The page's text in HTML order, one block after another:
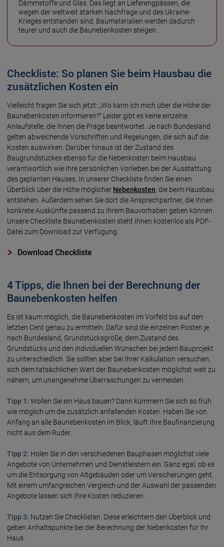
Dämm­stoffe und Glas. Das liegt an Liefer­eng­pässen, die
wegen der welt­weit starken Nach­frage und des Ukraine-
Krieges ent­standen sind. Baumaterialien werden dadurch
teurer und auch die Bau­neben­kosten steigen.
Checkliste: So planen Sie beim Hausbau die
zusätzlichen Kosten ein
Vielleicht fragen Sie sich jetzt: „Wo kann ich mich über die Höhe der
Baunebenkosten informieren?“ Leider gibt es keine einzelne
Anlaufstelle, die Ihnen die Frage beantwortet. Je nach Bundesland
gelten abweichende Vorschriften und Regelungen, die sich auf die
Kosten auswirken. Darüber hinaus ist der Zustand des
Baugrundstückes ebenso für die Nebenkosten beim Hausbau
verantwortlich wie Ihre persönlichen Vorlieben bei der Ausstattung
des geplanten Hauses. In unserer Checkliste finden Sie einen
Überblick über die Höhe möglicher Nebenkosten, die beim Hausbau
entstehen. Außerdem sehen Sie dort die Ansprechpartner, die Ihnen
konkrete Auskünfte passend zu Ihrem Bauvorhaben geben können.
Unsere Checkliste Baunebenkosten steht Ihnen kostenlos als PDF-
Datei zum Download zur Verfügung.
Download Checkliste
4 Tipps, die Ihnen bei der Berechnung der
Baunebenkosten helfen
Es ist kaum möglich, die Baunebenkosten im Vorfeld bis auf den
letzten Cent genau zu ermitteln. Dafür sind die einzelnen Posten je
nach Bundesland, Grundstücksgröße, dem Zustand des
Grundstücks und den individuellen Wünschen bei jedem Bauprojekt
zu unterschiedlich. Sie sollten aber bei Ihrer Kalkulation versuchen,
sich dem tatsächlichen Wert der Baunebenkosten möglichst weit zu
nähern, um unangenehme Überraschungen zu vermeiden.
Tipp 1: Wollen Sie ein Haus bauen? Dann kümmern Sie sich so früh
wie möglich um die zusätzlich anfallenden Kosten. Haben Sie von
Anfang an alle Baunebenkosten im Blick, läuft Ihre Baufinanzierung
nicht aus dem Ruder.
Tipp 2: Holen Sie in den verschiedenen Bauphasen möglichst viele
Angebote von Unternehmen und Dienstleistern ein. Ganz egal, ob es
um die Entsorgung von Altgebäuden oder um Versicherungen geht.
Mit einem umfangreichen Vergleich und der Auswahl der passenden
Angebote lassen sich Ihre Kosten reduzieren.
Tipp 3: Nutzen Sie Checklisten. Diese erleichtern den Überblick und
geben Anhaltspunkte bei der Berechnung der Nebenkosten für Ihr
Haus.